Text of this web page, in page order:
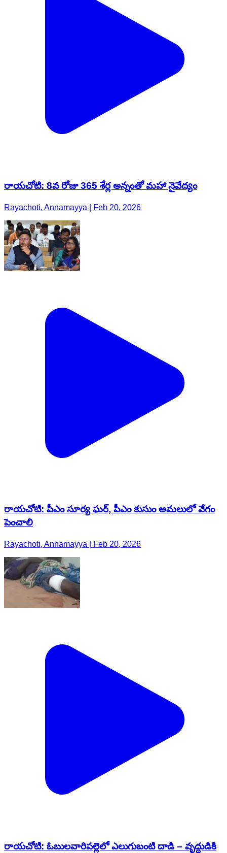
రాయచోటి: 8వ రోజు 365 శేర్ల అన్నంతో మహా నైవేద్యం
Rayachoti, Annamayya | Feb 20, 2026
రాయచోటి: పీఎం సూర్య ఘర్, పీఎం కుసుం అమలులో వేగం
పెంచాలి
Rayachoti, Annamayya | Feb 20, 2026
రాయచోటి: ఓబులవారిపల్లెలో ఎలుగుబంటి దాడి – వృద్ధుడికి